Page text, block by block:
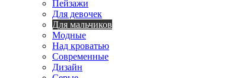
Пейзажи
Для девочек
Для мальчиков
Модные
Над кроватью
Современные
Дизайн